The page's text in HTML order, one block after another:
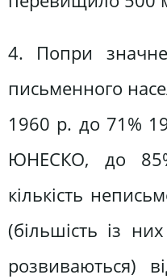
4. Попри
письменного
1960 р. до 71%
ЮНЕСКО, до
кількість
(більшість із
розвиваються)